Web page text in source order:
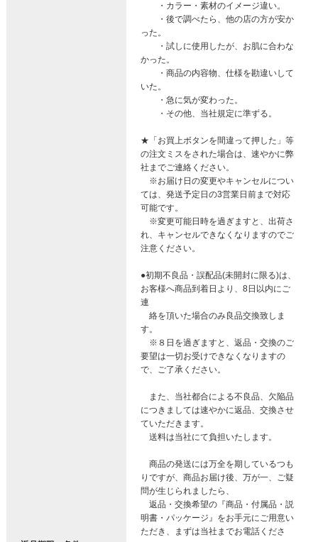
・カラー・素材のイメージ違い。
・後で調べたら、他の店の方が安か
った。
・試しに使用したが、お肌に合わな
かった。
・商品の内容物、仕様を勘違いして
いた。
・急に気が変わった。
・その他、当社規定に準ずる。
★「お買上ボタンを間違って押した」等
の注文ミスをされた場合は、速やかに弊
社までご連絡ください。
※お届け日の変更やキャンセルについ
ては、発送予定日の3営業日前まで対応
可能です。
※変更可能日時を過ぎますと、出荷さ
れ、キャンセルできなくなりますのでご
注意ください。
●初期不良品・誤配品(未開封に限る)は、
お客様へ商品到着日より、8日以内にご
連
絡を頂いた場合のみ良品交換致しま
す。
※８日を過ぎますと、返品・交換のご
要望は一切お受けできなくなりますの
で、ご了承ください。
また、当社都合による不良品、欠陥品
につきましては速やかに返品、交換させ
ていただきます。
送料は当社にて負担いたします。
商品の発送には万全を期しているつも
りですが、商品お届け後、万が一、ご疑
問が生じられましたら、
返品・交換希望の『商品・付属品・説
明書・パッケージ』をお手元にご用意い
ただき、まずは当社までお電話くださ